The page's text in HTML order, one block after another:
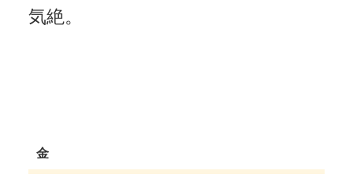
気絶。
金